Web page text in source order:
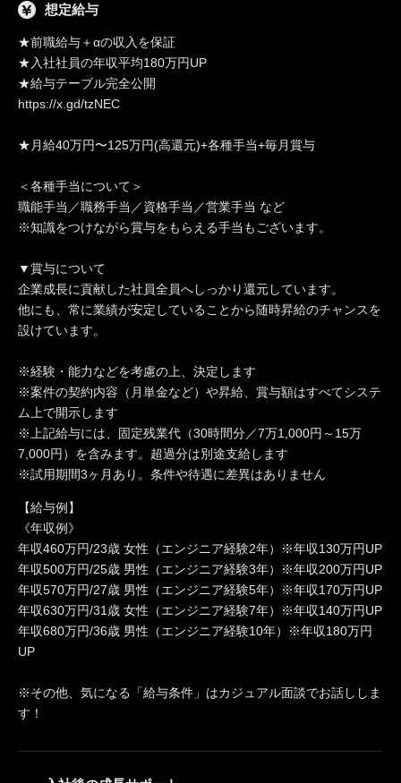
想定給与
★前職給与＋αの収入を保証
★入社社員の年収平均180万円UP
★給与テーブル完全公開
https://x.gd/tzNEC
★月給40万円〜125万円(高還元)+各種手当+毎月賞与
＜各種手当について＞
職能手当／職務手当／資格手当／営業手当 など
※知識をつけながら賞与をもらえる手当もございます。
▼賞与について
企業成長に貢献した社員全員へしっかり還元しています。
他にも、常に業績が安定していることから随時昇給のチャンスを
設けています。
※経験・能力などを考慮の上、決定します
※案件の契約内容（月単金など）や昇給、賞与額はすべてシステ
ム上で開示します
※上記給与には、固定残業代（30時間分／7万1,000円～15万
7,000円）を含みます。超過分は別途支給します
※試用期間3ヶ月あり。条件や待遇に差異はありません
【給与例】
《年収例》
年収460万円/23歳 女性（エンジニア経験2年）※年収130万円UP
年収500万円/25歳 男性（エンジニア経験3年）※年収200万円UP
年収570万円/27歳 男性（エンジニア経験5年）※年収170万円UP
年収630万円/31歳 女性（エンジニア経験7年）※年収140万円UP
年収680万円/36歳 男性（エンジニア経験10年）※年収180万円
UP
※その他、気になる「給与条件」はカジュアル面談でお話ししま
す！